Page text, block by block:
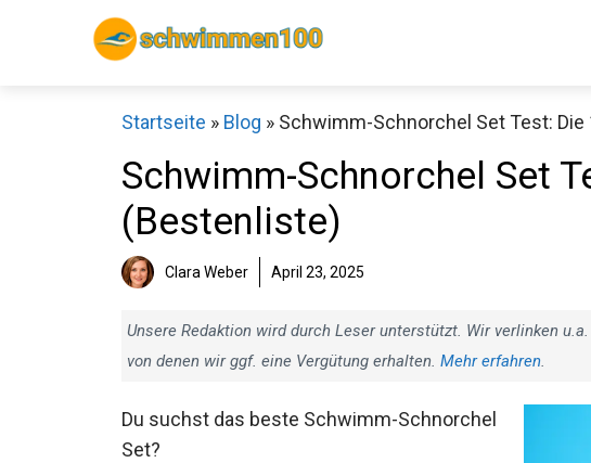
Startseite » Blog » Schwimm-Schnorchel Set Test:
Schwimm-Schnorchel Set
(Bestenliste)
Clara Weber April 23, 2025
Unsere Redaktion wird durch Leser unterstützt. Wir verlinken
von denen wir ggf. eine Vergütung erhalten. Mehr erfahren.
Du suchst das beste Schwimm-Schnorchel
Set?
Schaue dir jetzt